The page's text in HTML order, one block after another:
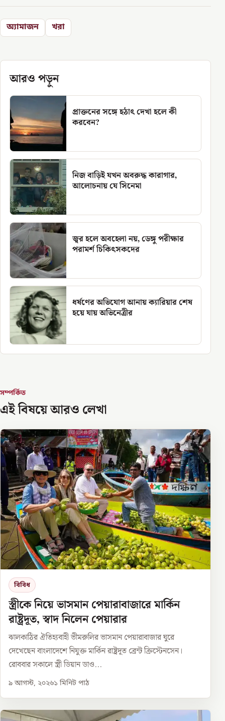
অ্যামাজন খরা
আরও পড়ুন
প্রাক্তনের সঙ্গে হঠাৎ দেখা হলে কী
করবেন?
নিজ বাড়িই যখন অবরুদ্ধ কারাগার,
আলোচনায় যে সিনেমা
জ্বর হলে অবহেলা নয়, ডেঙ্গু পরীক্ষার
পরামর্শ চিকিৎসকদের
ধর্ষণের অভিযোগ আনায় ক্যারিয়ার শেষ
হয়ে যায় অভিনেত্রীর
সম্পর্কিত
এই বিষয়ে আরও লেখা
বিবিধ
স্ত্রীকে নিয়ে ভাসমান পেয়ারাবাজারে মার্কিন
রাষ্ট্রদূত, স্বাদ নিলেন পেয়ারার
ঝালকাঠির ঐতিহ্যবাহী ভীমরুলির ভাসমান পেয়ারাবাজার ঘুরে
দেখেছেন বাংলাদেশে নিযুক্ত মার্কিন রাষ্ট্রদূত ব্রেন্ট ক্রিস্টেনসেন।
রোববার সকালে স্ত্রী ডিয়ান ডাও...
৯ আগস্ট, ২০২৬১ মিনিট পাঠ